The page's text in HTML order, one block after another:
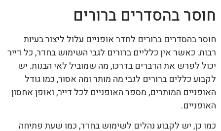
חוסר בהסדרים ברורים
חוסר בהסדרים ברורים לחדר אופניים עלול ליצור בעיות
רבות. כאשר אין כלליים ברורים לגבי השימוש בחדר, כל דייר
יכול לפרש את הדברים בדרכו, מה שמוביל לאי הבנות. יש
לקבוע כללים ברורים לגבי מה מותר ומה אסור, כמו גודל
האופניים המותרים, מספר האופניים לכל דייר, ואופן אחסון
האופניים.
כמו כן, יש לקבוע נהלים לשימוש בחדר, כמו שעת פתיחה